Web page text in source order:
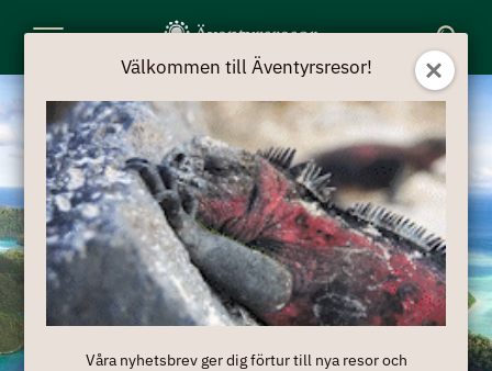
Välkommen till Äventyrsresor!
Våra nyhetsbrev ger dig förtur till nya resor och